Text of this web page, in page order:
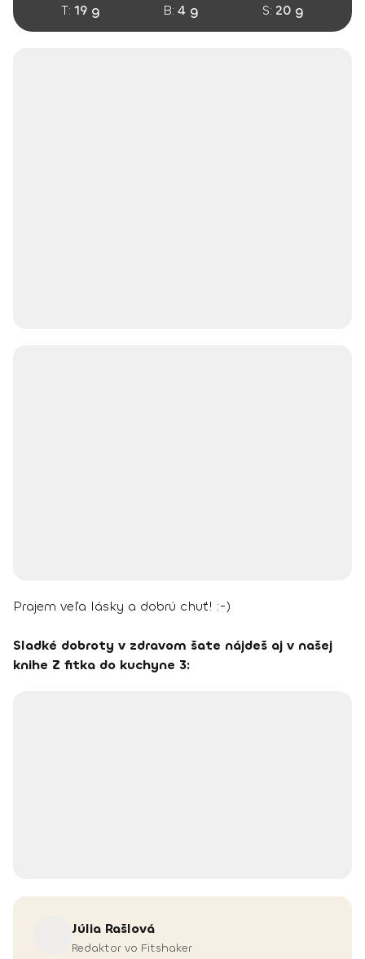
T: 19 g B: 4 g S: 20 g
Prajem veľa lásky a dobrú chuť! :-)
Sladké dobroty v zdravom šate nájdeš aj v našej
knihe Z fitka do kuchyne 3:
Júlia Rašlová
Redaktor vo Fitshaker